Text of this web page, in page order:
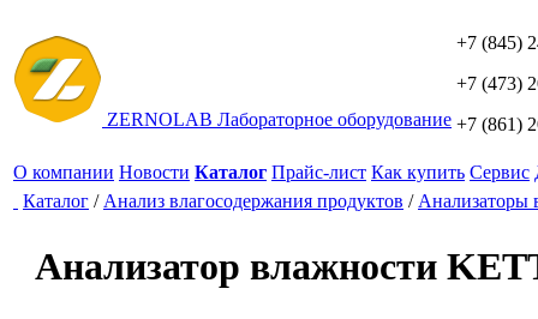
ZERNOLAB Лабораторное оборудование
+7 (845)
+7 (473)
+7 (861)
О компании Новости Каталог Прайс-лист Как купить Сервис
Каталог / Анализ влагосодержания продуктов / Анализаторы
Анализатор влажности